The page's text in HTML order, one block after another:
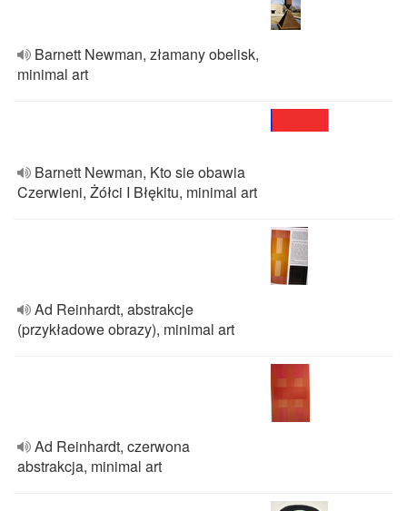
Barnett Newman, złamany obelisk,
minimal art
Barnett Newman, Kto sie obawia
Czerwieni, Żółci I Błękitu, minimal art
Ad Reinhardt, abstrakcje
(przykładowe obrazy), minimal art
Ad Reinhardt, czerwona
abstrakcja, minimal art